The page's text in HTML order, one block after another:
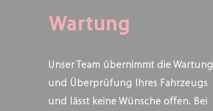
Wartung
Unser Team übernimmt die Wartung
und Überprüfung Ihres Fahrzeugs
und lässt keine Wünsche offen. Bei